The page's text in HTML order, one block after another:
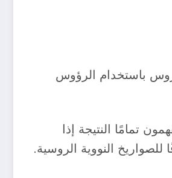
روس باستخدام الرؤوس
يفهمون تمامًا النتيجة إذا
النووية الروسية.